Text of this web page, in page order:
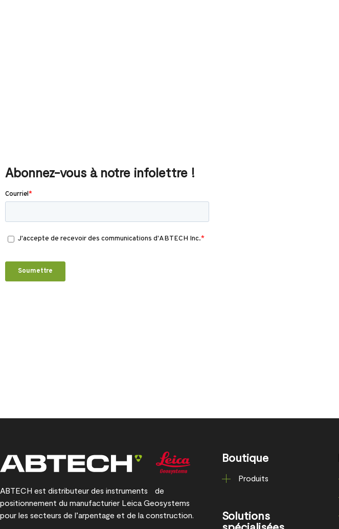
Abonnez-vous à notre infolettre !
ABTECH est distributeur des instruments de
positionnement du manufacturier Leica Geosystems
pour les secteurs de l’arpentage et de la construction.
Boutique
Produits
Solutions
spécialisées